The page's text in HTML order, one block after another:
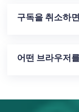
구독을 취소하
어떤 브라우저